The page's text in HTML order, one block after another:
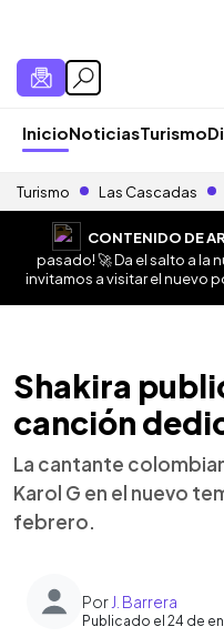
InicioNoticiasTurismo
Turismo Las Cascadas
CONTENIDO DE
pasado! 🚀 Da el salto a la
invitamos a visitar el nuevo
Shakira
canción
La cantante
Karol G en el nuevo
febrero.
Por J. Barrera
Publicado el 24 de